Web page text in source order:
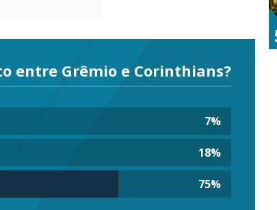
entre Grêmio e Corinthians?
7%
18%
75%